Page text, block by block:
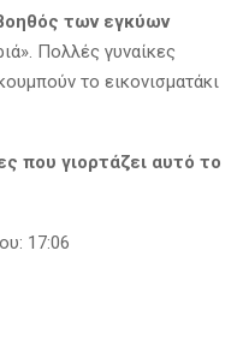
των εγκύων
Πολλές γυναίκες
το εικονισματάκι
που γιορτάζει αυτό το
17:06